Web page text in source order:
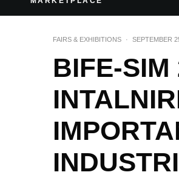
FAIRS & EXHIBITIONS · SEPTEMBER
BIFE-SIM